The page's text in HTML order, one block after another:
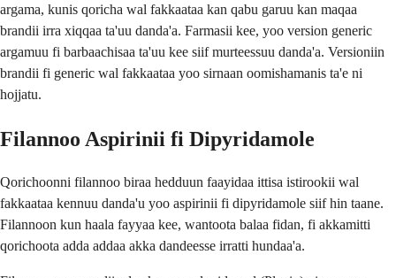
argama, kunis qoricha wal fakkaataa kan qabu garuu kan maqaa
brandii irra xiqqaa ta'uu danda'a. Farmasii kee, yoo version generic
argamuu fi barbaachisaa ta'uu kee siif murteessuu danda'a. Versioniin
brandii fi generic wal fakkaataa yoo sirnaan oomishamanis ta'e ni
hojjatu.
Filannoo Aspirinii fi Dipyridamole
Qorichoonni filannoo biraa hedduun faayidaa ittisa istirookii wal
fakkaataa kennuu danda'u yoo aspirinii fi dipyridamole siif hin taane.
Filannoon kun haala fayyaa kee, wantoota balaa fidan, fi akkamitti
qorichoota adda addaa akka dandeesse irratti hundaa'a.